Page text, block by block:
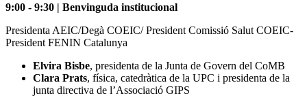
9:00 - 9:30 | Benvinguda institucional
Presidenta AEIC/Degà COEIC/ President Comissió Salut COEIC-
President FENIN Catalunya
Elvira Bisbe, presidenta de la Junta de Govern del CoMB
Clara Prats, física, catedràtica de la UPC i presidenta de la
junta directiva de l’Associació GIPS